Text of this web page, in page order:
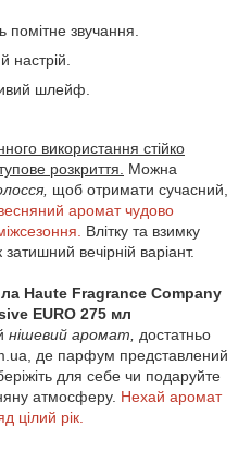
звучання.
настрій.
шлейф.
використання стійко
розкриття.
Можна
щоб отримати сучасний,
аромат чудово
Влітку та взимку
вечірній варіант.
Haute Fragrance Company
EURO 275 мл
нішевий аромат,
достатньо
де парфум представлений
для себе чи подаруйте
атмосферу. Нехай аромат
цілий рік.